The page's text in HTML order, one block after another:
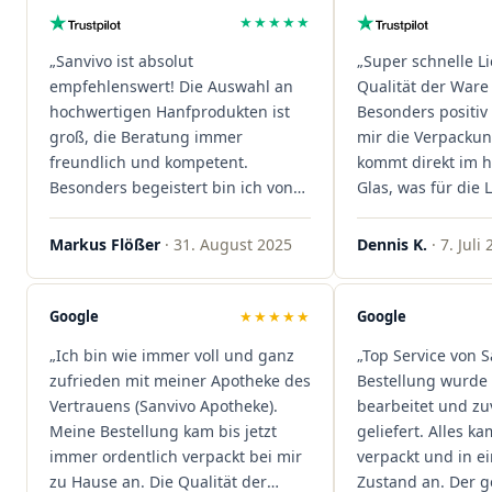
★★★★★
„Sanvivo ist absolut
empfehlenswert! Die Auswahl an
hochwertigen Hanfprodukten ist
groß, die Beratung immer
freundlich und kompetent.
Besonders begeistert bin ich von
der schnellen Rezeptannahme –
alles läuft unkompliziert und
sind extrem zügig, was mir jedes
Mal viel Zeit spart. Man merkt,
Kundenzufriedenheit an erster
Stelle stehen. Vielen Dank an das
Team von Sanvivo – ich bin
rundum begeistert!"
Markus Flößer · 31. August 2025
„Super schnelle
Qualität der
Besonders
mir die
kommt direkt im
Glas, was für die
ist. Ich bestelle
wieder!"
Dennis K. · 7. Juli
Google ★★★★★
„Ich bin wie immer voll und ganz
zufrieden mit meiner Apotheke des
Vertrauens (Sanvivo Apotheke).
Meine Bestellung kam bis jetzt
immer ordentlich verpackt bei mir
zu Hause an. Die Qualität der
Google
„Top Service von
Bestellung wurde
bearbeitet und
geliefert. Alles
verpackt und in
Zustand an. Der